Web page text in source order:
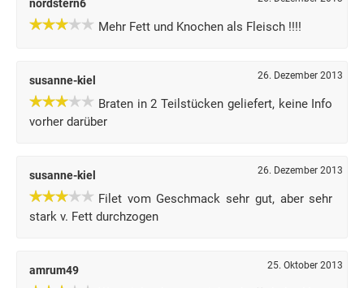
nordstern6
Mehr Fett und Knochen als Fleisch !!!!
susanne-kiel 26. Dezember 2013
Braten in 2 Teilstücken geliefert, keine Info
vorher darüber
susanne-kiel 26. Dezember 2013
Filet vom Geschmack sehr gut, aber sehr
stark v. Fett durchzogen
amrum49 25. Oktober 2013